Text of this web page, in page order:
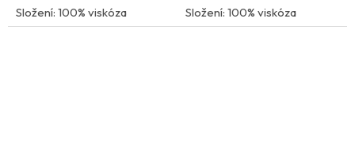
Složení: 100% viskóza Složení: 100% viskóza